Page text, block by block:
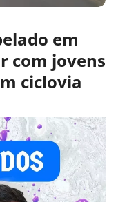
em
com jovens
ciclovia